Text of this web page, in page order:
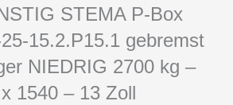
STEMA P-Box
15.2.P15.1 gebremst
NIEDRIG 2700 kg –
1540 – 13 Zoll